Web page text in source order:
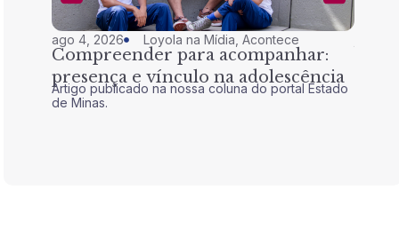
ago 4, 2026 Loyola na Mídia ,Acontece
Compreender para acompanhar:
presença e vínculo na adolescência
Artigo publicado na nossa coluna do portal Estado
de Minas.